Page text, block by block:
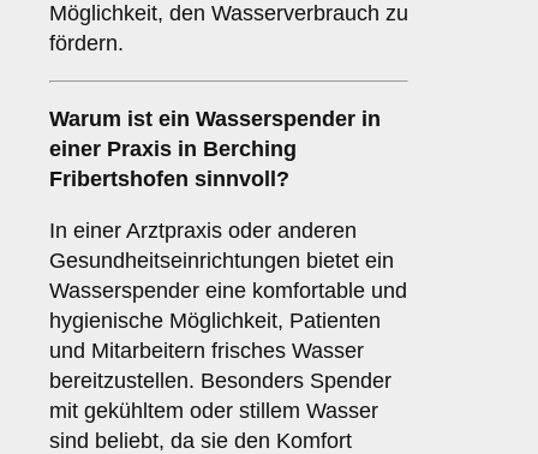
Möglichkeit, den Wasserverbrauch zu
fördern.
Warum ist ein Wasserspender in
einer Praxis in Berching
Fribertshofen sinnvoll?
In einer Arztpraxis oder anderen
Gesundheitseinrichtungen bietet ein
Wasserspender eine komfortable und
hygienische Möglichkeit, Patienten
und Mitarbeitern frisches Wasser
bereitzustellen. Besonders Spender
mit gekühltem oder stillem Wasser
sind beliebt, da sie den Komfort